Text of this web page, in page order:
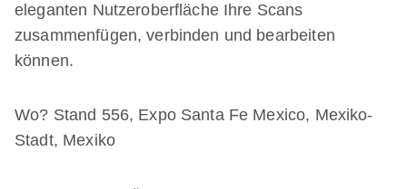
eleganten Nutzeroberfläche Ihre Scans
zusammenfügen, verbinden und bearbeiten
können.
Wo? Stand 556, Expo Santa Fe Mexico, Mexiko-
Stadt, Mexiko